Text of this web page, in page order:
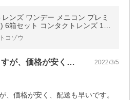
メニコン プレミ
Premio 1日使い捨て
コゾウ
娘用に購入していますが、価格が安く、配… 2022/3/5
、価格が安く、配送も早いです。